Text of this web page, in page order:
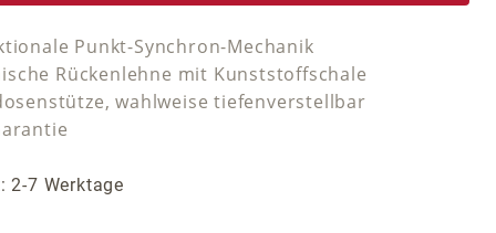
Punkt-Synchron-Mechanik
Rückenlehne mit Kunststoffschale
wahlweise tiefenverstellbar
2-7 Werktage